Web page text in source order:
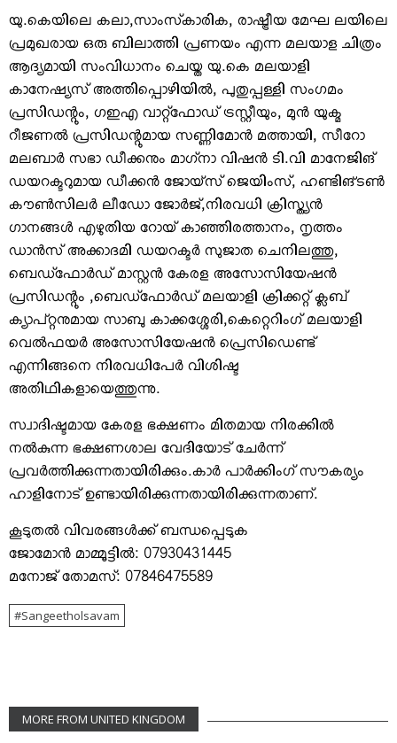
യു.കെയിലെ കലാ,സാംസ്‌കാരിക, രാഷ്ട്രീയ മേഘ ലയിലെ
പ്രമുഖരായ ഒരു ബിലാത്തി പ്രണയം എന്ന മലയാള ചിത്രം
ആദ്യമായി സംവിധാനം ചെയ്ത യു.കെ മലയാളി
കാനേഷ്യസ് അത്തിപ്പൊഴിയില്‍, പുതുപ്പള്ളി സംഗമം
പ്രസിഡന്റും, ഗഇഎ വാറ്റ്‌ഫോഡ് ട്രസ്റ്റീയും, മുന്‍ യുക്മ
റീജണല്‍ പ്രസിഡന്റുമായ സണ്ണിമോന്‍ മത്തായി, സീറോ
മലബാര്‍ സഭാ ഡീക്കനും മാഗ്‌നാ വിഷന്‍ ടി.വി മാനേജിങ്
ഡയറക്ടറുമായ ഡീക്കന്‍ ജോയ്സ് ജെയിംസ്, ഹണ്ടിങ്ടണ്‍
കൗണ്‍സിലര്‍ ലീഡോ ജോര്‍ജ്,നിരവധി ക്രിസ്ത്യന്‍
ഗാനങ്ങള്‍ എഴുതിയ റോയ് കാഞ്ഞിരത്താനം, നൃത്തം
ഡാന്‍സ് അക്കാദമി ഡയറക്ടര്‍ സുജാത ചെനിലത്തു,
ബെഡ്‌ഫോര്‍ഡ് മാസ്റ്റന്‍ കേരള അസോസിയേഷന്‍
പ്രസിഡന്റും ,ബെഡ്‌ഫോര്‍ഡ് മലയാളി ക്രിക്കറ്റ് ക്ലബ്
ക്യാപ്റ്റനുമായ സാബു കാക്കശ്ശേരി,കെറ്റെറിംഗ് മലയാളി
വെല്‍ഫയര്‍ അസോസിയേഷന്‍ പ്രെസിഡെണ്ട്
എന്നിങ്ങനെ നിരവധിപേര്‍ വിശിഷ്ട
അതിഥികളായെത്തുന്നു.
സ്വാദിഷ്ടമായ കേരള ഭക്ഷണം മിതമായ നിരക്കില്‍
നല്‍കുന്ന ഭക്ഷണശാല വേദിയോട് ചേര്‍ന്ന്
പ്രവര്‍ത്തിക്കുന്നതായിരിക്കും.കാര്‍ പാര്‍ക്കിംഗ് സൗകര്യം
ഹാളിനോട് ഉണ്ടായിരിക്കുന്നതായിരിക്കുന്നതാണ്.
കൂടുതല്‍ വിവരങ്ങള്‍ക്ക് ബന്ധപ്പെടുക
ജോമോന്‍ മാമ്മൂട്ടില്‍: 07930431445
മനോജ് തോമസ്: 07846475589
Sangeetholsavam
MORE FROM UNITED KINGDOM